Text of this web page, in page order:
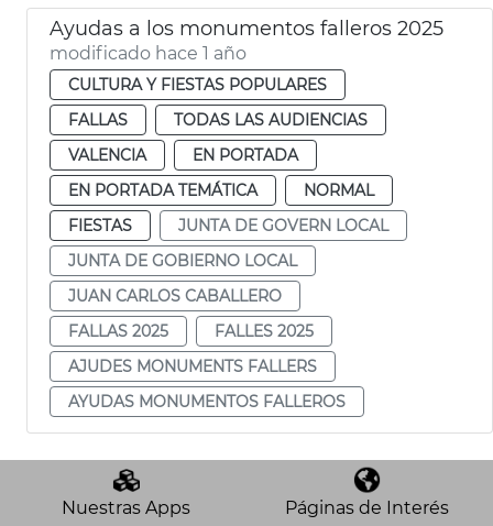
Ayudas a los monumentos falleros 2025
modificado hace 1 año
CULTURA Y FIESTAS POPULARES
FALLAS
TODAS LAS AUDIENCIAS
VALENCIA
EN PORTADA
EN PORTADA TEMÁTICA
NORMAL
FIESTAS
JUNTA DE GOVERN LOCAL
JUNTA DE GOBIERNO LOCAL
JUAN CARLOS CABALLERO
FALLAS 2025
FALLES 2025
AJUDES MONUMENTS FALLERS
AYUDAS MONUMENTOS FALLEROS
Nuestras Apps Páginas de Interés